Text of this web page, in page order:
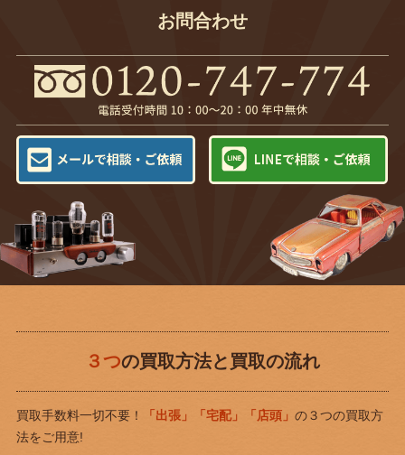
お問合わせ
３つの買取方法と買取の流れ
買取手数料一切不要！ 「出張」「宅配」「店頭」 の３つの買取方
法をご用意!